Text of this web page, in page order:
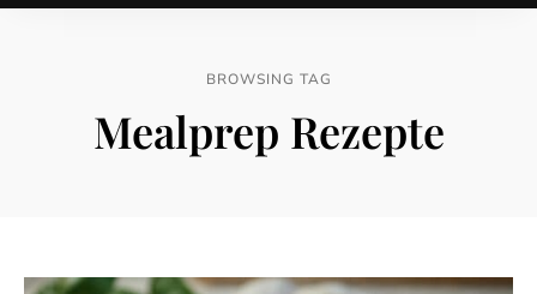
BROWSING TAG
Mealprep Rezepte